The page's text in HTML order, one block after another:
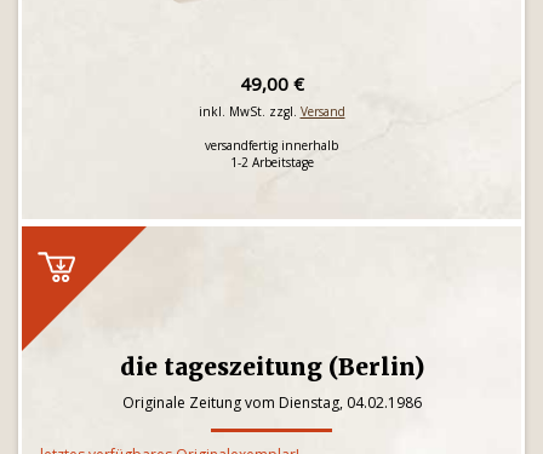
49,00 €
inkl. MwSt. zzgl. Versand
versandfertig innerhalb
1-2 Arbeitstage
die tageszeitung (Berlin)
Originale Zeitung vom Dienstag, 04.02.1986